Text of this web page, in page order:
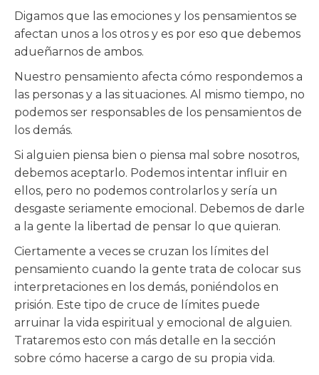
Digamos que las emociones y los pensamientos se
afectan unos a los otros y es por eso que debemos
adueñarnos de ambos.
Nuestro pensamiento afecta cómo respondemos a
las personas y a las situaciones. Al mismo tiempo, no
podemos ser responsables de los pensamientos de
los demás.
Si alguien piensa bien o piensa mal sobre nosotros,
debemos aceptarlo. Podemos intentar influir en
ellos, pero no podemos controlarlos y sería un
desgaste seriamente emocional. Debemos de darle
a la gente la libertad de pensar lo que quieran.
Ciertamente a veces se cruzan los límites del
pensamiento cuando la gente trata de colocar sus
interpretaciones en los demás, poniéndolos en
prisión. Este tipo de cruce de límites puede
arruinar la vida espiritual y emocional de alguien.
Trataremos esto con más detalle en la sección
sobre cómo hacerse a cargo de su propia vida.